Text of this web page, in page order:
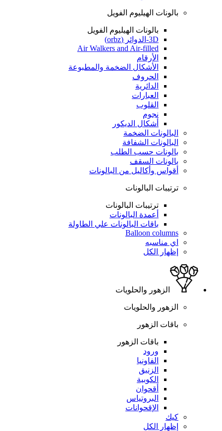
بالونات الهيليوم الفويل
بالونات الهيليوم الفويل
3D-الدوائر (orbz)
Air Walkers and Air-filled
الأرقام
الأشكال الضخمة والمطبوعة
الحروف
الدائرية
العبارات
القلوب
نجوم
أشكال الديكور
البالونات الضخمة
البالونات الشفافة
بالونات حسب الطلب
بالونات السقف
أقواس وأكاليل من البالونات
ترتيبات البالونات
ترتيبات البالونات
أعمدة البالونات
باقات البالونات علي الطاولة
Balloon columns
اي مناسبه
إظهار الكل
الزهور والحلويات
الزهور والحلويات
باقات الزهور
باقات الزهور
ورود
الفاونيا
الزنبق
الكوبية
أقحوان
البروتياس
الإقحوانات
كيك
إظهار الكل